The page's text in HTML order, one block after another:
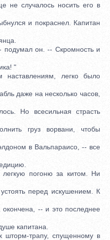
случалось носить его в
и покраснел. Капитан
он. -- Скромность и
"
легко было
даже на несколько часов,
Но всесильная страсть
груз ворвани, чтобы
в Вальпараисо, -- все
погоню за китом. Ни
перед искушением. К
-- и это последнее
капитана.
трапу, спущенному в